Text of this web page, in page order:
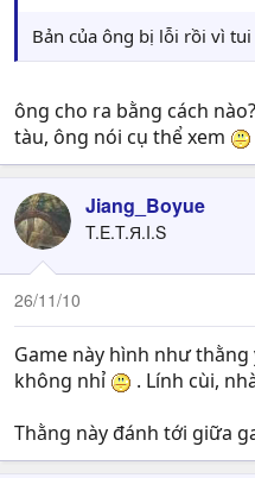
Bản của ông bị lỗi rồi vì
ông cho ra bằng cách
tàu, ông nói cụ thể xem
Jiang_Boyue
T.E.T.Я.I.S
26/11/10
Game này hình như
không nhỉ
. Lính cùi,
Thằng này đánh tới giữa